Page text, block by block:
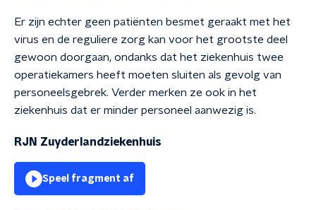
Er zijn echter geen patiënten besmet geraakt met het
virus en de reguliere zorg kan voor het grootste deel
gewoon doorgaan, ondanks dat het ziekenhuis twee
operatiekamers heeft moeten sluiten als gevolg van
personeelsgebrek. Verder merken ze ook in het
ziekenhuis dat er minder personeel aanwezig is.
RJN Zuyderlandziekenhuis
Speel fragment af